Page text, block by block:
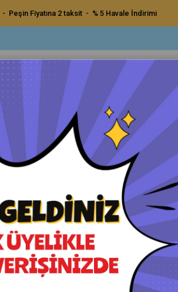
Peşin Fiyatına 2 taksit - % 5 Havale İndirimi
Uygulama Pedleri ve Bezler
Koch Chemie M2.02 Hare
Orijinal Ürün - Yetkili Satıcı - Hızlı Kargo
₺2.240,00
Havale ile Ödeme
₺2.128,00